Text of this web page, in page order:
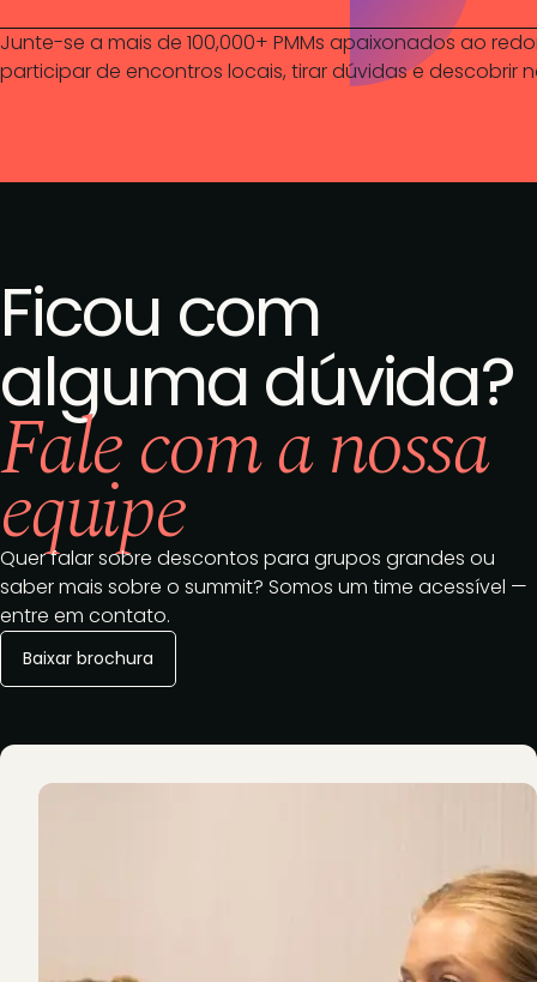
Junte-se a mais de 100,000+ PMMs apaixonados ao
participar de encontros locais, tirar dúvidas e descobrir
Ficou com
alguma dúvida?
Fale com a nossa
equipe
Quer falar sobre descontos para grupos grandes ou
saber mais sobre o summit? Somos um time acessível —
entre em contato.
Baixar brochura